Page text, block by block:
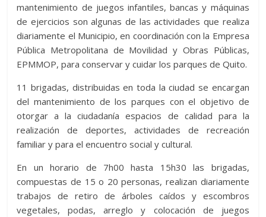
mantenimiento de juegos infantiles, bancas y máquinas
de ejercicios son algunas de las actividades que realiza
diariamente el Municipio, en coordinación con la Empresa
Pública Metropolitana de Movilidad y Obras Públicas,
EPMMOP, para conservar y cuidar los parques de Quito.
11 brigadas, distribuidas en toda la ciudad se encargan
del mantenimiento de los parques con el objetivo de
otorgar a la ciudadanía espacios de calidad para la
realización de deportes, actividades de recreación
familiar y para el encuentro social y cultural.
En un horario de 7h00 hasta 15h30 las brigadas,
compuestas de 15 o 20 personas, realizan diariamente
trabajos de retiro de árboles caídos y escombros
vegetales, podas, arreglo y colocación de juegos